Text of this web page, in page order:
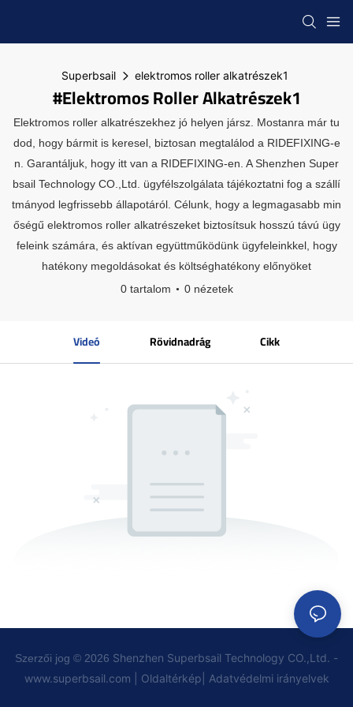
Superbsail elektromos roller alkatrészek1
#elektromos Roller Alkatrészek1
Elektromos roller alkatrészekhez jó helyen jársz. Mostanra már tu
dod, hogy bármit is keresel, biztosan megtalálod a RIDEFIXING-e
n. Garantáljuk, hogy itt van a RIDEFIXING-en. A Shenzhen Super
bsail Technology CO.,Ltd. ügyfélszolgálata tájékoztatni fog a szállí
tmányod legfrissebb állapotáról. Célunk, hogy a legmagasabb min
őségű elektromos roller alkatrészeket biztosítsuk hosszú távú ügy
feleink számára, és aktívan együttműködünk ügyfeleinkkel, hogy
hatékony megoldásokat és költséghatékony előnyöket
0 tartalom
0 nézetek
Videó Rövidnadrág Cikk
Szerzői jog © 2026 Shenzhen Superbsail Technology CO.,Ltd. -
www.superbsail.com
Oldaltérkép Adatvédelmi irányelvek